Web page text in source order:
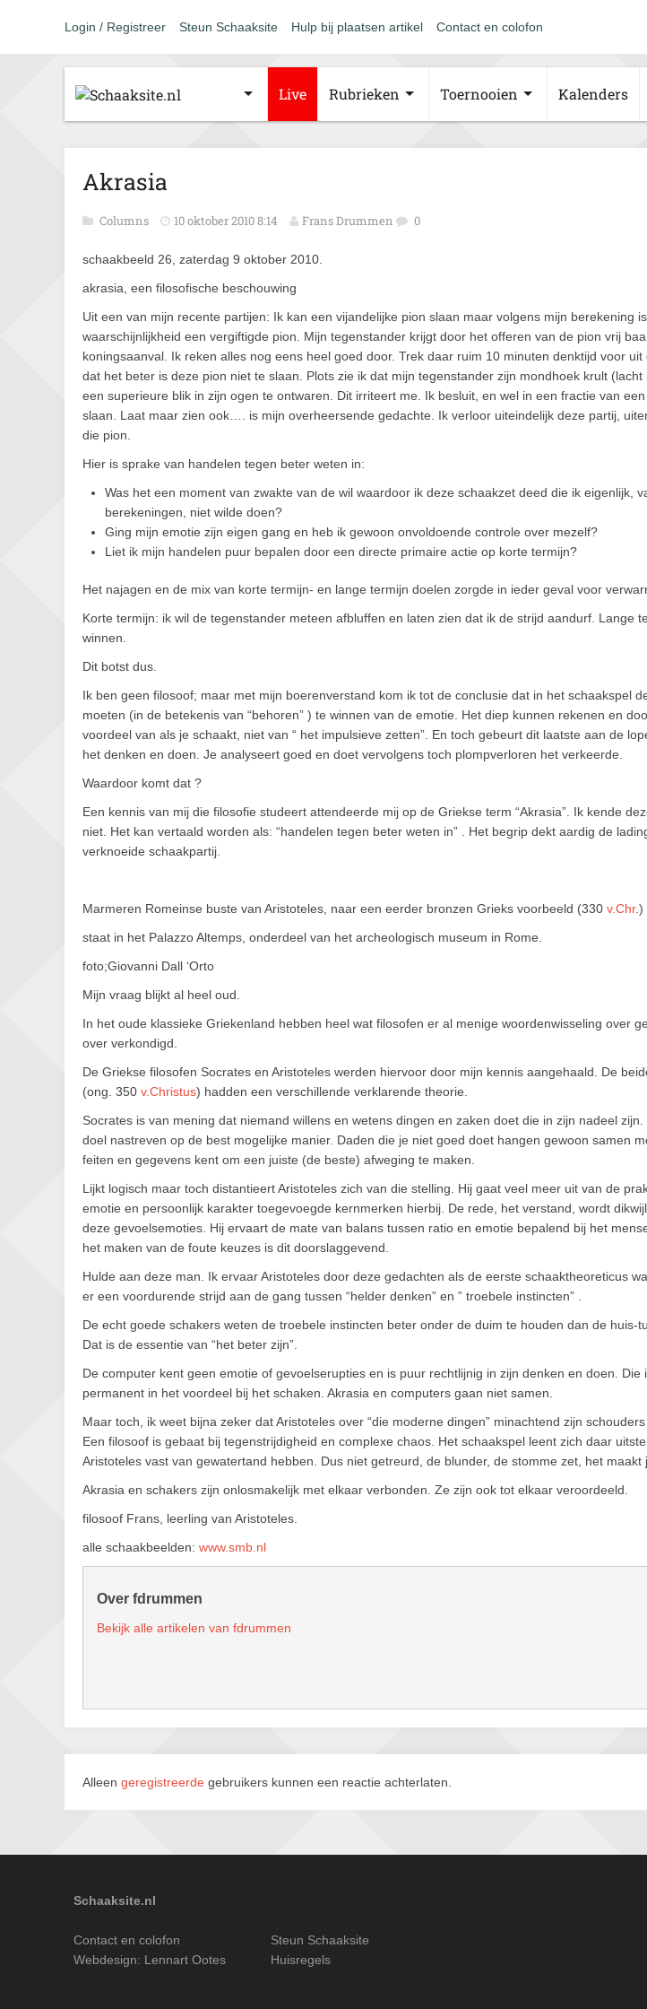
Login / Registreer Steun Schaaksite Hulp bij plaatsen artikel Contact en colofon
Live Rubrieken Toernooien Kalenders
Akrasia
Columns 10 oktober 2010 8:14 Frans Drummen 0
schaakbeeld 26, zaterdag 9 oktober 2010.
akrasia, een filosofische beschouwing
Uit een van mijn recente partijen: Ik kan een vijandelijke pion slaan maar volgens mijn berekening
waarschijnlijkheid een vergiftigde pion. Mijn tegenstander krijgt door het offeren van de pion vrij
koningsaanval. Ik reken alles nog eens heel goed door. Trek daar ruim 10 minuten denktijd voor
dat het beter is deze pion niet te slaan. Plots zie ik dat mijn tegenstander zijn mondhoek krult (lacht
een superieure blik in zijn ogen te ontwaren. Dit irriteert me. Ik besluit, en wel in een fractie van
slaan. Laat maar zien ook…. is mijn overheersende gedachte. Ik verloor uiteindelijk deze partij,
die pion.
Hier is sprake van handelen tegen beter weten in:
Was het een moment van zwakte van de wil waardoor ik deze schaakzet deed die ik eigenlijk,
berekeningen, niet wilde doen?
Ging mijn emotie zijn eigen gang en heb ik gewoon onvoldoende controle over mezelf?
Liet ik mijn handelen puur bepalen door een directe primaire actie op korte termijn?
Het najagen en de mix van korte termijn- en lange termijn doelen zorgde in ieder geval voor
Korte termijn: ik wil de tegenstander meteen afbluffen en laten zien dat ik de strijd aandurf. Lange
winnen.
Dit botst dus.
Ik ben geen filosoof; maar met mijn boerenverstand kom ik tot de conclusie dat in het schaakspel
moeten (in de betekenis van “behoren” ) te winnen van de emotie. Het diep kunnen rekenen en
voordeel van als je schaakt, niet van “ het impulsieve zetten”. En toch gebeurt dit laatste aan de
het denken en doen. Je analyseert goed en doet vervolgens toch plompverloren het verkeerde.
Waardoor komt dat ?
Een kennis van mij die filosofie studeert attendeerde mij op de Griekse term “Akrasia”. Ik kende
niet. Het kan vertaald worden als: “handelen tegen beter weten in” . Het begrip dekt aardig de
verknoeide schaakpartij.
Marmeren Romeinse buste van Aristoteles, naar een eerder bronzen Grieks voorbeeld (330 v.Chr.)
staat in het Palazzo Altemps, onderdeel van het archeologisch museum in Rome.
foto;Giovanni Dall ‘Orto
Mijn vraag blijkt al heel oud.
In het oude klassieke Griekenland hebben heel wat filosofen er al menige woordenwisseling over
over verkondigd.
De Griekse filosofen Socrates en Aristoteles werden hiervoor door mijn kennis aangehaald. De
(ong. 350 v.Christus) hadden een verschillende verklarende theorie.
Socrates is van mening dat niemand willens en wetens dingen en zaken doet die in zijn nadeel
doel nastreven op de best mogelijke manier. Daden die je niet goed doet hangen gewoon samen
feiten en gegevens kent om een juiste (de beste) afweging te maken.
Lijkt logisch maar toch distantieert Aristoteles zich van die stelling. Hij gaat veel meer uit van de
emotie en persoonlijk karakter toegevoegde kernmerken hierbij. De rede, het verstand, wordt
deze gevoelsemoties. Hij ervaart de mate van balans tussen ratio en emotie bepalend bij het
het maken van de foute keuzes is dit doorslaggevend.
Hulde aan deze man. Ik ervaar Aristoteles door deze gedachten als de eerste schaaktheoreticus
er een voordurende strijd aan de gang tussen “helder denken” en ” troebele instincten” .
De echt goede schakers weten de troebele instincten beter onder de duim te houden dan de huis-
Dat is de essentie van “het beter zijn”.
De computer kent geen emotie of gevoelserupties en is puur rechtlijnig in zijn denken en doen. Die
permanent in het voordeel bij het schaken. Akrasia en computers gaan niet samen.
Maar toch, ik weet bijna zeker dat Aristoteles over “die moderne dingen” minachtend zijn
Een filosoof is gebaat bij tegenstrijdigheid en complexe chaos. Het schaakspel leent zich daar
Aristoteles vast van gewatertand hebben. Dus niet getreurd, de blunder, de stomme zet, het maakt
Akrasia en schakers zijn onlosmakelijk met elkaar verbonden. Ze zijn ook tot elkaar veroordeeld.
filosoof Frans, leerling van Aristoteles.
alle schaakbeelden: www.smb.nl
Over fdrummen
Bekijk alle artikelen van fdrummen
Alleen geregistreerde gebruikers kunnen een reactie achterlaten.
Schaaksite.nl
Contact en colofon
Webdesign: Lennart Ootes
Steun Schaaksite
Huisregels